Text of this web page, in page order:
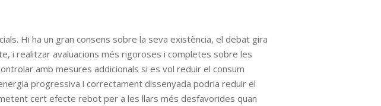
Hi ha un gran consens sobre la seva existència, el debat gira
i realitzar avaluacions més rigoroses i completes sobre les
amb mesures addicionals si es vol reduir el consum
progressiva i correctament dissenyada podria reduir el
cert efecte rebot per a les llars més desfavorides quan